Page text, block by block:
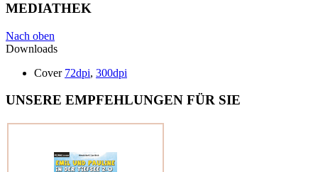
MEDIATHEK
Nach oben
Downloads
Cover 72dpi, 300dpi
UNSERE EMPFEHLUNGEN FÜR SIE